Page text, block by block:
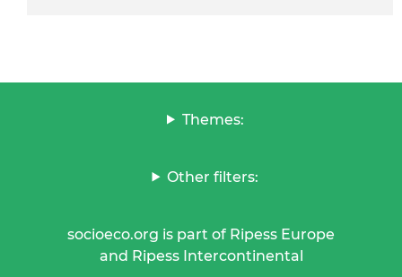
Themes:
Other filters:
socioeco.org is part of Ripess Europe
and Ripess Intercontinental